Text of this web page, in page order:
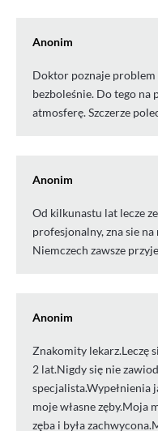
Anonim
Doktor poznaje problem
bezboleśnie. Do tego
atmosferę. Szczerze
Anonim
Od kilkunastu lat lecze
profesjonalny, zna sie
Niemczech zawsze
Anonim
Znakomity lekarz.Leczę
2 lat.Nigdy się nie
specjalista.Wypełnienia
moje własne zęby.Moja
zęba i była